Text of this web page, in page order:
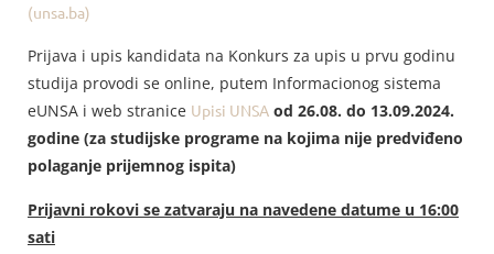
(unsa.ba)
Prijava i upis kandidata na Konkurs za upis u prvu godinu
studija provodi se online, putem Informacionog sistema
eUNSA i web stranice Upisi UNSA od 26.08. do 13.09.2024.
godine (za studijske programe na kojima nije predviđeno
polaganje prijemnog ispita)
Prijavni rokovi se zatvaraju na navedene datume u 16:00
sati